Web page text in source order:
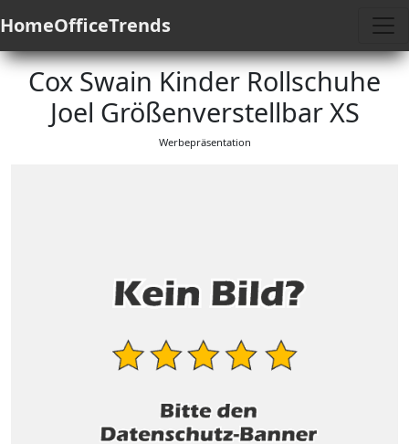
HomeOfficeTrends
Cox Swain Kinder Rollschuhe
Joel Größenverstellbar XS
Werbepräsentation